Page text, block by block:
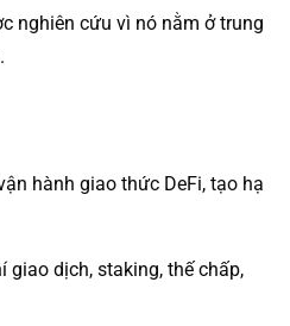
nghiên cứu vì nó nằm ở trung
hành giao thức DeFi, tạo hạ
dịch, staking, thế chấp,